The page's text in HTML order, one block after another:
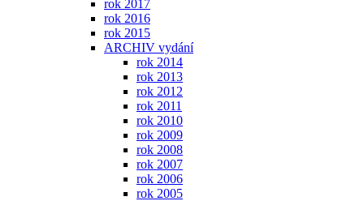
rok 2017
rok 2016
rok 2015
ARCHIV vydání
rok 2014
rok 2013
rok 2012
rok 2011
rok 2010
rok 2009
rok 2008
rok 2007
rok 2006
rok 2005